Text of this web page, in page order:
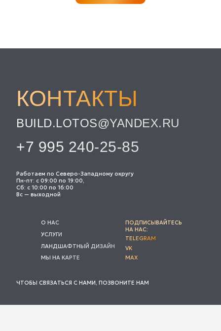
ПОДПИСЫВАЙТЕСЬ
НА НАС:
VK
MAX
TELEGRAM
МЫ НА КАРТЕ
ЛАНДШАФТНЫЙ ДИЗАЙН
УСЛУГИ
О НАС
Работаем по Северо-Западному округу
Пн-пт: с 09:00 по 19:00,
Сб: с 10:00 по 16:00
Вс — выходной
ЧТОБЫ СВЯЗАТЬСЯ С НАМИ, ПОЗВОНИТЕ НАМ
+7 995 240-25-85
BUILD.LOTOS@YANDEX.RU
КОНТАКТЫ